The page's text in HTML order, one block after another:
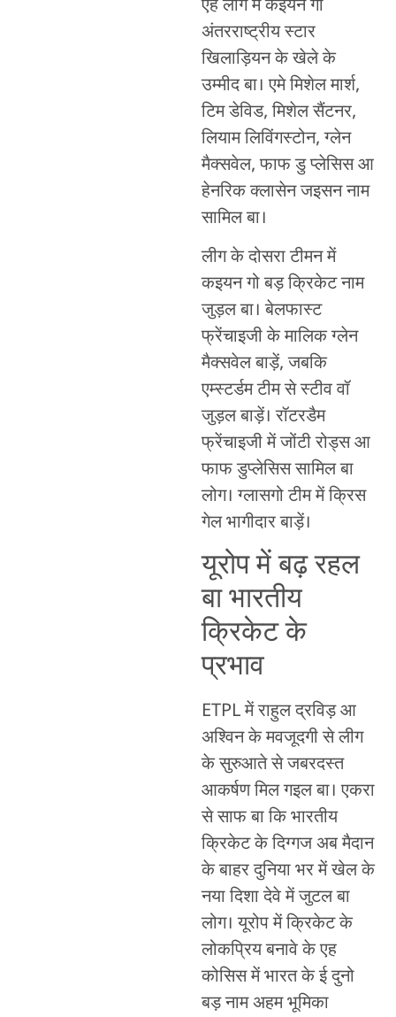
एह लीग में कइयन गो
अंतरराष्ट्रीय स्टार
खिलाड़ियन के खेले के
उम्मीद बा। एमे मिशेल मार्श,
टिम डेविड, मिशेल सैंटनर,
लियाम लिविंगस्टोन, ग्लेन
मैक्सवेल, फाफ डु प्लेसिस आ
हेनरिक क्लासेन जइसन नाम
सामिल बा।
लीग के दोसरा टीमन में
कइयन गो बड़ क्रिकेट नाम
जुड़ल बा। बेलफास्ट
फ्रेंचाइजी के मालिक ग्लेन
मैक्सवेल बाड़ें, जबकि
एम्स्टर्डम टीम से स्टीव वॉ
जुड़ल बाड़ें। रॉटरडैम
फ्रेंचाइजी में जोंटी रोड्स आ
फाफ डुप्लेसिस सामिल बा
लोग। ग्लासगो टीम में क्रिस
गेल भागीदार बाड़ें।
यूरोप में बढ़ रहल
बा भारतीय
क्रिकेट के
प्रभाव
ETPL में राहुल द्रविड़ आ
अश्विन के मवजूदगी से लीग
के सुरुआते से जबरदस्त
आकर्षण मिल गइल बा। एकरा
से साफ बा कि भारतीय
क्रिकेट के दिग्गज अब मैदान
के बाहर दुनिया भर में खेल के
नया दिशा देवे में जुटल बा
लोग। यूरोप में क्रिकेट के
लोकप्रिय बनावे के एह
कोसिस में भारत के ई दुनो
बड़ नाम अहम भूमिका